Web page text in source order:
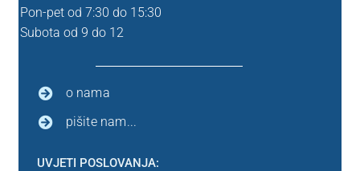
znanstvena
Pon-pet od 7:30 do 15:30
Subota od 9 do 12
o nama
pišite nam...
UVJETI POSLOVANJA: